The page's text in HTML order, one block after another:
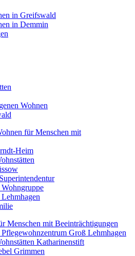
in Greifswald
in Demmin
Wohnen
für Menschen mit
Heim
Menschen mit Beeinträchtigungen
Pflegewohnzentrum Groß Lehmhagen
Katharinenstift
Grimmen